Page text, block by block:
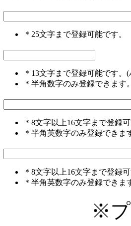
＊25文字まで登録可能です。
＊13文字まで登録可能です。
＊半角数字のみ登録できます
＊8文字以上16文字まで登録
＊半角英数字のみ登録できま
＊8文字以上16文字まで登録
＊半角英数字のみ登録できま
※プ